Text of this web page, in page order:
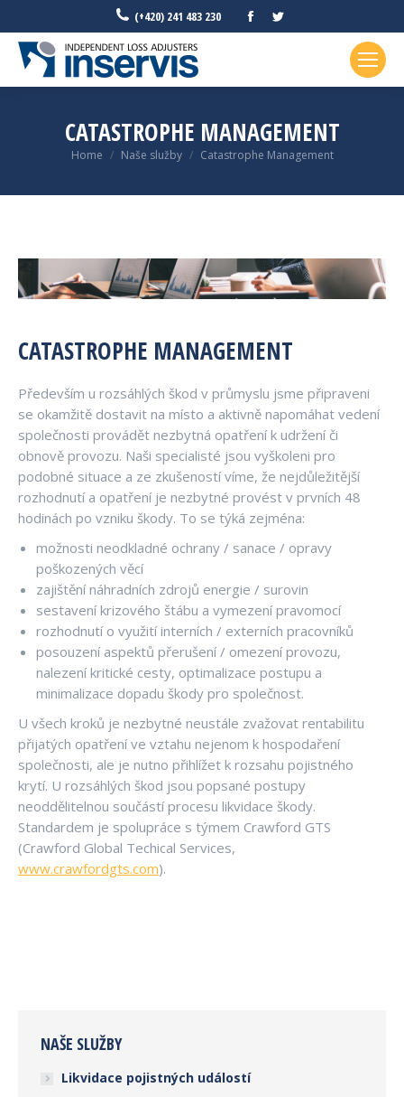
(+420) 241 483 230 Facebook
CATASTROPHE MANAGEMENT
You are here:
Home Naše služby Catastrophe Management
CATASTROPHE MANAGEMENT
Především u rozsáhlých škod v průmyslu jsme připraveni
se okamžitě dostavit na místo a aktivně napomáhat vedení
společnosti provádět nezbytná opatření k udržení či
obnově provozu. Naši specialisté jsou vyškoleni pro
podobné situace a ze zkušeností víme, že nejdůležitější
rozhodnutí a opatření je nezbytné provést v prvních 48
hodinách po vzniku škody. To se týká zejména:
možnosti neodkladné ochrany / sanace / opravy
poškozených věcí
zajištění náhradních zdrojů energie / surovin
sestavení krizového štábu a vymezení pravomocí
rozhodnutí o využití interních / externích pracovníků
posouzení aspektů přerušení / omezení provozu,
nalezení kritické cesty, optimalizace postupu a
minimalizace dopadu škody pro společnost.
U všech kroků je nezbytné neustále zvažovat rentabilitu
přijatých opatření ve vztahu nejenom k hospodaření
společnosti, ale je nutno přihlížet k rozsahu pojistného
krytí. U rozsáhlých škod jsou popsané postupy
neoddělitelnou součástí procesu likvidace škody.
Standardem je spolupráce s týmem Crawford GTS
(Crawford Global Techical Services,
www.crawfordgts.com).
NAŠE SLUŽBY
Likvidace pojistných událostí